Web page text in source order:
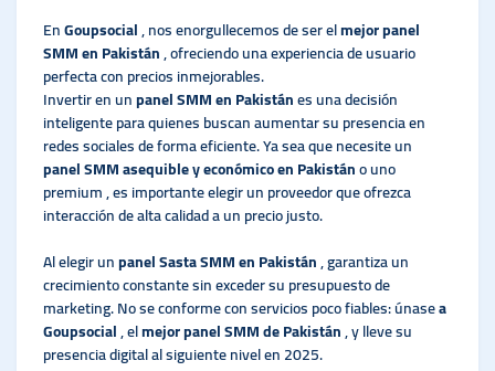
EnGoupsocial, nos enorgullecemos de ser elmejor panel
SMM en Pakistán, ofreciendo una experiencia de usuario
perfecta con precios inmejorables.
Invertir en unpanel SMM en Pakistánes una decisión
inteligente para quienes buscan aumentar su presencia en
redes sociales de forma eficiente. Ya sea que necesite un
panel SMM asequible y económico en Pakistáno uno
premium , es importante elegir un proveedor que ofrezca
interacción de alta calidad a un precio justo.
Al elegir unpanel Sasta SMM en Pakistán, garantiza un
crecimiento constante sin exceder su presupuesto de
marketing. No se conforme con servicios poco fiables: únasea
Goupsocial, elmejor panel SMM de Pakistán, y lleve su
presencia digital al siguiente nivel en 2025.